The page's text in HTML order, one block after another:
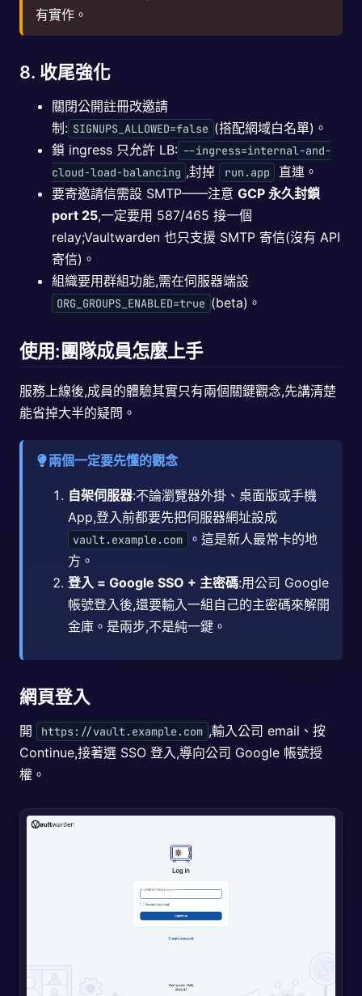
有實作。
8. 收尾強化
關閉公開註冊改邀請
制: SIGNUPS_ALLOWED=false (搭配網域白名單)。
鎖 ingress 只允許 LB: --ingress=internal-and-
cloud-load-balancing ,封掉 run.app
直連。
要寄邀請信需設 SMTP——注意 GCP 永久封鎖
port 25,一定要用 587/465 接一個
relay;Vaultwarden 也只支援 SMTP 寄信(沒有 API
寄信)。
組織要用群組功能,需在伺服器端設
ORG_GROUPS_ENABLED=true (beta)。
使用:團隊成員怎麼上手
服務上線後,成員的體驗其實只有兩個關鍵觀念,先講清楚
能省掉大半的疑問。
兩個一定要先懂的觀念
自架伺服器:不論瀏覽器外掛、桌面版或手機
App,登入前都要先把伺服器網址設成
vault.example.com
。這是新人最常卡的地
方。
登入 = Google SSO + 主密碼:用公司 Google
帳號登入後,還要輸入一組自己的主密碼來解開
金庫。是兩步,不是純一鍵。
網頁登入
開 https://vault.example.com ,輸入公司 email、按
Continue,接著選 SSO 登入,導向公司 Google 帳號授
權。